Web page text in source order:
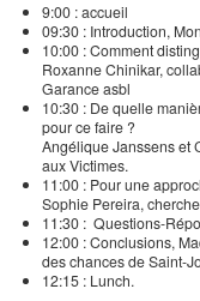
9:00 : accueil
09:30 : Introduction,
10:00 : Comment
Roxanne Chinikar,
Garance asbl
10:30 : De quelle
pour ce faire ?
Angélique Janssens et
aux Victimes.
11:00 : Pour une
Sophie Pereira,
11:30 : Questions-
12:00 : Conclusions,
des chances de Saint-
12:15 : Lunch.